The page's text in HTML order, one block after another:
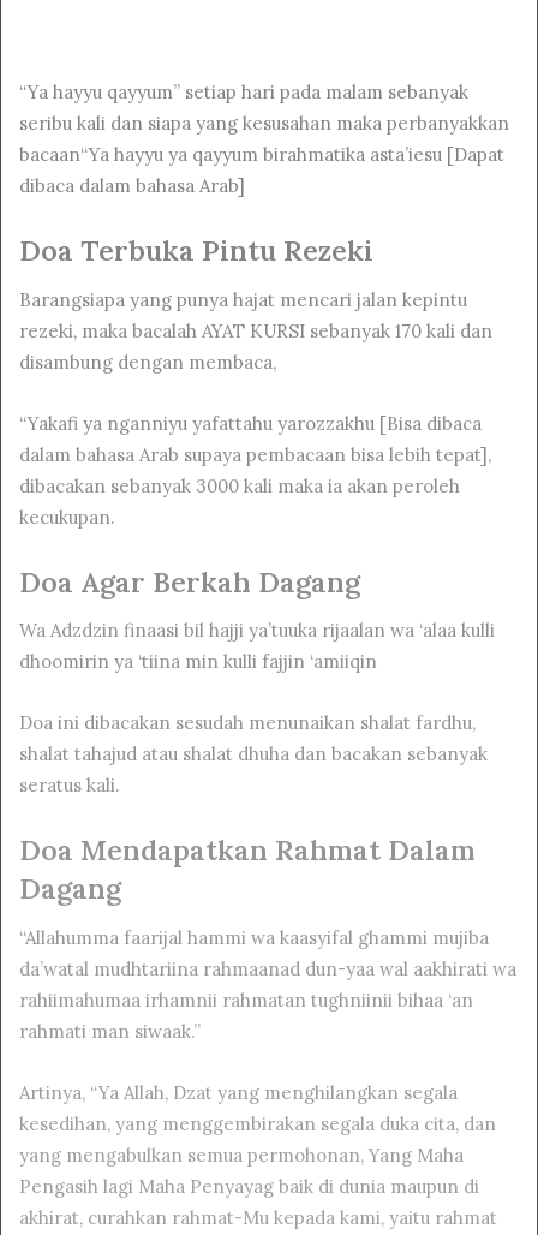
“Ya hayyu qayyum” setiap hari pada malam sebanyak
seribu kali dan siapa yang kesusahan maka perbanyakkan
bacaan“Ya hayyu ya qayyum birahmatika asta’iesu [Dapat
dibaca dalam bahasa Arab]
Doa Terbuka Pintu Rezeki
Barangsiapa yang punya hajat mencari jalan kepintu
rezeki, maka bacalah AYAT KURSI sebanyak 170 kali dan
disambung dengan membaca,
“Yakafi ya nganniyu yafattahu yarozzakhu [Bisa dibaca
dalam bahasa Arab supaya pembacaan bisa lebih tepat],
dibacakan sebanyak 3000 kali maka ia akan peroleh
kecukupan.
Doa Agar Berkah Dagang
Wa Adzdzin finaasi bil hajji ya’tuuka rijaalan wa ‘alaa kulli
dhoomirin ya ‘tiina min kulli fajjin ‘amiiqin
Doa ini dibacakan sesudah menunaikan shalat fardhu,
shalat tahajud atau shalat dhuha dan bacakan sebanyak
seratus kali.
Doa Mendapatkan Rahmat Dalam
Dagang
“Allahumma faarijal hammi wa kaasyifal ghammi mujiba
da’watal mudhtariina rahmaanad dun-yaa wal aakhirati wa
rahiimahumaa irhamnii rahmatan tughniinii bihaa ‘an
rahmati man siwaak.”
Artinya, “Ya Allah, Dzat yang menghilangkan segala
kesedihan, yang menggembirakan segala duka cita, dan
yang mengabulkan semua permohonan, Yang Maha
Pengasih lagi Maha Penyayag baik di dunia maupun di
akhirat, curahkan rahmat-Mu kepada kami, yaitu rahmat